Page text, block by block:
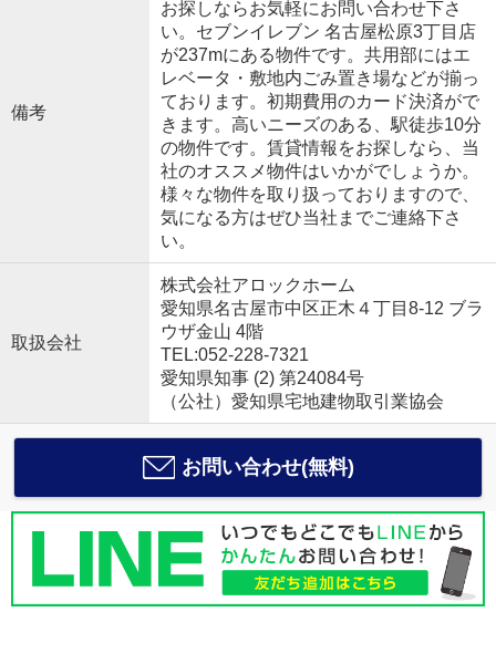
備考
お探しならお気軽にお問い合わせ下さ
い。セブンイレブン 名古屋松原3丁目店
が237mにある物件です。共用部にはエ
レベータ・敷地内ごみ置き場などが揃っ
ております。初期費用のカード決済がで
きます。高いニーズのある、駅徒歩10分
の物件です。賃貸情報をお探しなら、当
社のオススメ物件はいかがでしょうか。
様々な物件を取り扱っておりますので、
気になる方はぜひ当社までご連絡下さ
い。
取扱会社
株式会社アロックホーム
愛知県名古屋市中区正木４丁目8-12 ブラ
ウザ金山 4階
TEL:052-228-7321
愛知県知事 (2) 第24084号
（公社）愛知県宅地建物取引業協会
お問い合わせ(無料)